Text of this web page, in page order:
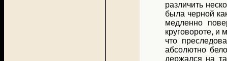
различить
была черной
медленно
круговороте, и
что
абсолютно
держался на